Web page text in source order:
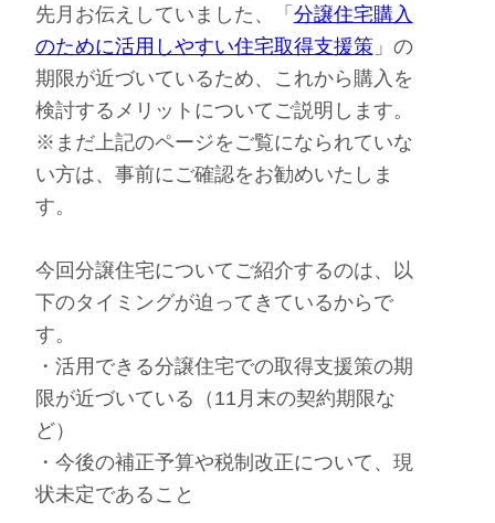
先月お伝えしていました、「 分譲住宅購入
のために活用しやすい住宅取得支援策」の
期限が近づいているため、これから購入を
検討するメリットについてご説明します。
※まだ上記のページをご覧になられていな
い方は、事前にご確認をお勧めいたしま
す。
今回分譲住宅についてご紹介するのは、以
下のタイミングが迫ってきているからで
す。
・活用できる分譲住宅での取得支援策の期
限が近づいている（11月末の契約期限な
ど）
・今後の補正予算や税制改正について、現
状未定であること